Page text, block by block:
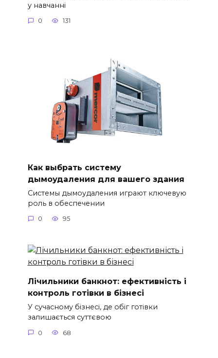
у навчанні
0 131
Как выбрать систему
дымоудаления для вашего здания
Системы дымоудаления играют ключевую
роль в обеспечении
0 95
Лічильники банкнот: ефективність і
контроль готівки в бізнесі
У сучасному бізнесі, де обіг готівки
залишається суттєвою
0 68